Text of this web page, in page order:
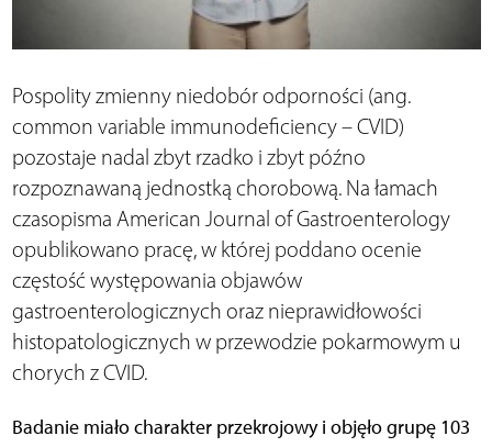
Pospolity zmienny niedobór odporności (ang.
common variable immunodeficiency – CVID)
pozostaje nadal zbyt rzadko i zbyt późno
rozpoznawaną jednostką chorobową. Na łamach
czasopisma American Journal of Gastroenterology
opublikowano pracę, w której poddano ocenie
częstość występowania objawów
gastroenterologicznych oraz nieprawidłowości
histopatologicznych w przewodzie pokarmowym u
chorych z CVID.
Badanie miało charakter przekrojowy i objęło grupę 103